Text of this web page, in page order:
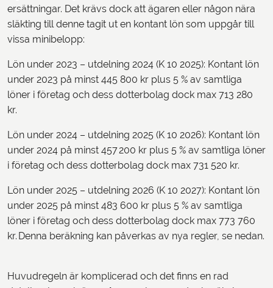
ersättningar. Det krävs dock att ägaren eller någon nära
släkting till denne tagit ut en kontant lön som uppgår till
vissa minibelopp:
Lön under 2023 – utdelning 2024 (K 10 2025): Kontant lön
under 2023 på minst 445 800 kr plus 5 % av samtliga
löner i företag och dess dotterbolag dock max 713 280
kr.
Lön under 2024 – utdelning 2025 (K 10 2026): Kontant lön
under 2024 på minst 457 200 kr plus 5 % av samtliga löner
i företag och dess dotterbolag dock max 731 520 kr.
Lön under 2025 – utdelning 2026 (K 10 2027): Kontant lön
under 2025 på minst 483 600 kr plus 5 % av samtliga
löner i företag och dess dotterbolag dock max 773 760
kr. Denna beräkning kan påverkas av nya regler, se nedan.
Huvudregeln är komplicerad och det finns en rad